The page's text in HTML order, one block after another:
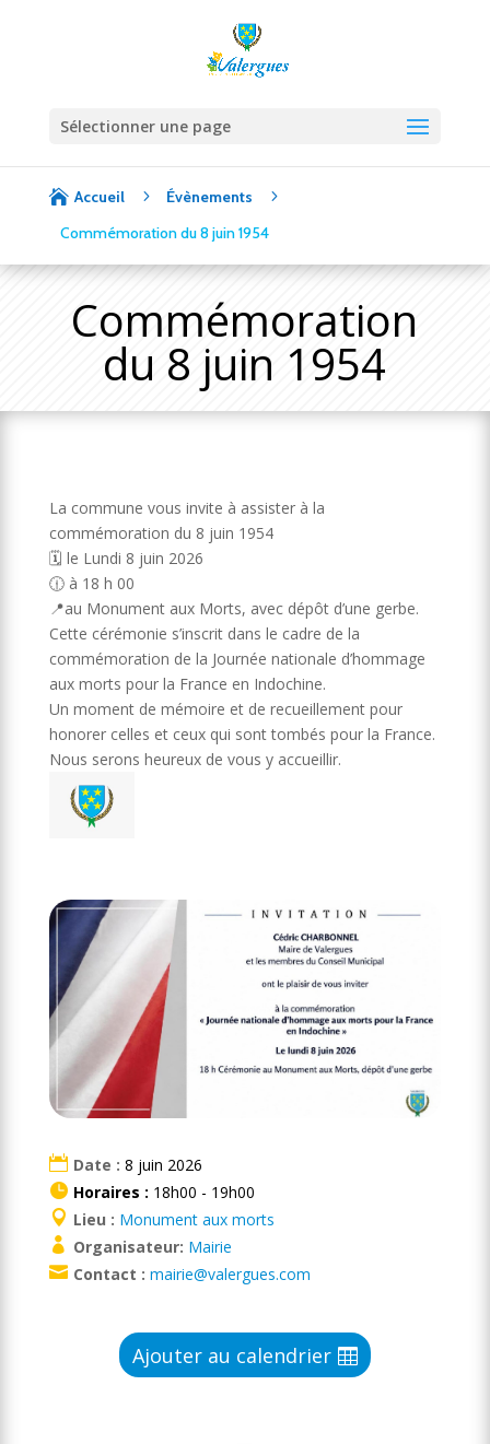
Sélectionner une page
 Accueil 5 Évènements
5
Commémoration du 8 juin 1954
Commémoration
du 8 juin 1954
La commune vous invite à assister à la
commémoration du 8 juin 1954
🗓️ le Lundi 8 juin 2026
🕧 à 18 h 00
📍au Monument aux Morts, avec dépôt d’une gerbe.
Cette cérémonie s’inscrit dans le cadre de la
commémoration de la Journée nationale d’hommage
aux morts pour la France en Indochine.
Un moment de mémoire et de recueillement pour
honorer celles et ceux qui sont tombés pour la France.
Nous serons heureux de vous y accueillir.
Date : 8 juin 2026
Horaires : 18h00 - 19h00
Lieu : Monument aux morts
Organisateur: Mairie
Contact : mairie@valergues.com
Ajouter au calendrier